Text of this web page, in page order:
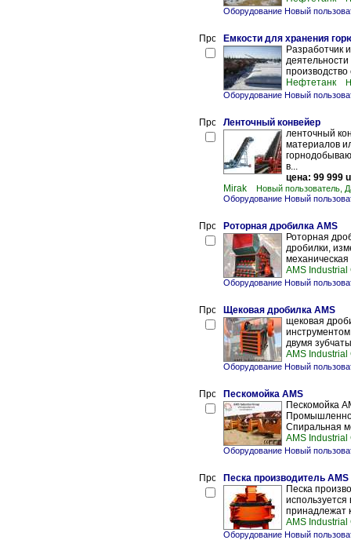
Оборудование Новый
Емкости для хранения
Разработчик
деятельности
производство
Нефтетанк
Оборудование Новый
Ленточный конвейер
ленточный
материалов
в...
цена: 99 999
Mirak
Новый пользователь,
Оборудование Новый
Роторная дробилка AMS
Роторная
дробилки,
AMS Industrial
Оборудование Новый
Щековая дробилка AMS
щековая
двумя
AMS Industrial
Оборудование Новый
Пескомойка AMS
Пескомойка
Спиральная
AMS Industrial
Оборудование Новый
Песка производитель AMS
Песка
принадлежат
AMS Industrial
Оборудование Новый